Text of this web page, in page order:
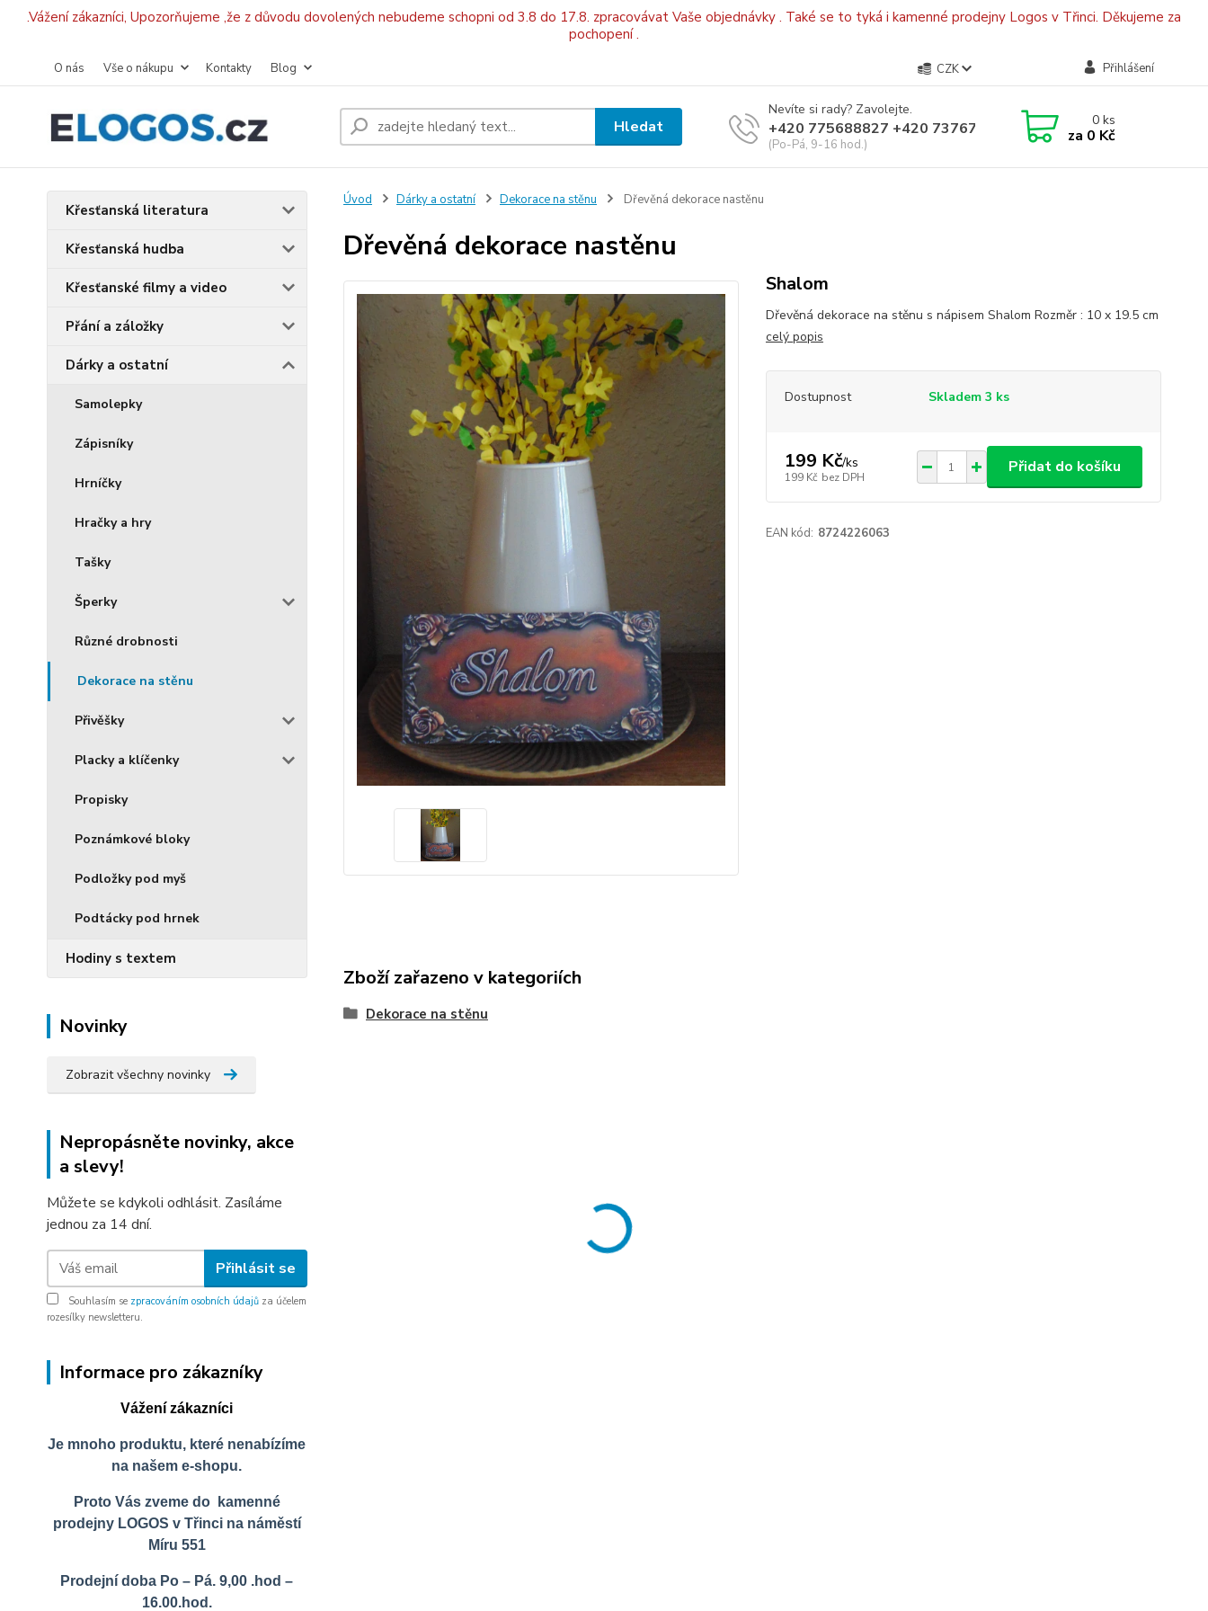
.Vážení zákazníci, Upozorňujeme ,že z důvodu dovolených nebudeme schopni od 3.8 do 17.8. zpracovávat Vaše objednávky . Také se to tyká i kamenné prodejny Logos v Třinci. Děkujeme za
pochopení .
O nás Vše o nákupu Kontakty Blog CZK Přihlášení
Hledat
Nevíte si rady? Zavolejte.
+420 775688827 +420 737670415
(Po-Pá, 9-16 hod.)
0ks
za 0 Kč
Křesťanská literatura
Křesťanská hudba
Křesťanské filmy a video
Přání a záložky
Dárky a ostatní
Samolepky
Zápisníky
Hrníčky
Hračky a hry
Tašky
Šperky
Různé drobnosti
Dekorace na stěnu
Přivěšky
Placky a klíčenky
Propisky
Poznámkové bloky
Podložky pod myš
Podtácky pod hrnek
Hodiny s textem
Novinky
Zobrazit všechny novinky
Nepropásněte novinky, akce
a slevy!
Můžete se kdykoli odhlásit. Zasíláme
jednou za 14 dní.
Přihlásit se
Souhlasím se zpracováním osobních údajů za účelem
rozesílky newsletteru.
Informace pro zákazníky
Vážení zákazníci
Je mnoho produktu, které nenabízíme
na našem e-shopu.
Proto Vás zveme do kamenné
prodejny LOGOS v Třinci na náměstí
Míru 551
Prodejní doba Po – Pá. 9,00 .hod –
16.00.hod.
Úvod Dárky a ostatní Dekorace na stěnu Dřevěná dekorace nastěnu
Dřevěná dekorace nastěnu
Shalom
Dřevěná dekorace na stěnu s nápisem Shalom Rozměr : 10 x 19.5 cm
celý popis
Dostupnost Skladem 3 ks
199 Kč/ks
199 Kč bez DPH
Přidat do košíku
EAN kód: 8724226063
Zboží zařazeno v kategoriích
Dekorace na stěnu